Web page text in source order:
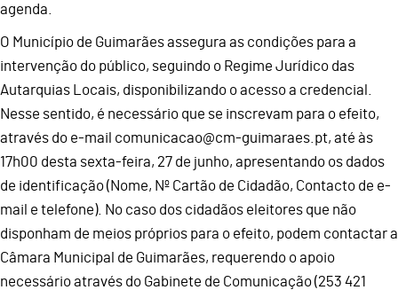
agenda.
O Município de Guimarães assegura as condições para a
intervenção do público, seguindo o Regime Jurídico das
Autarquias Locais, disponibilizando o acesso a credencial.
Nesse sentido, é necessário que se inscrevam para o efeito,
através do e-mail comunicacao@cm-guimaraes.pt, até às
17h00 desta sexta-feira, 27 de junho, apresentando os dados
de identificação (Nome, Nº Cartão de Cidadão, Contacto de e-
mail e telefone). No caso dos cidadãos eleitores que não
disponham de meios próprios para o efeito, podem contactar a
Câmara Municipal de Guimarães, requerendo o apoio
necessário através do Gabinete de Comunicação (253 421